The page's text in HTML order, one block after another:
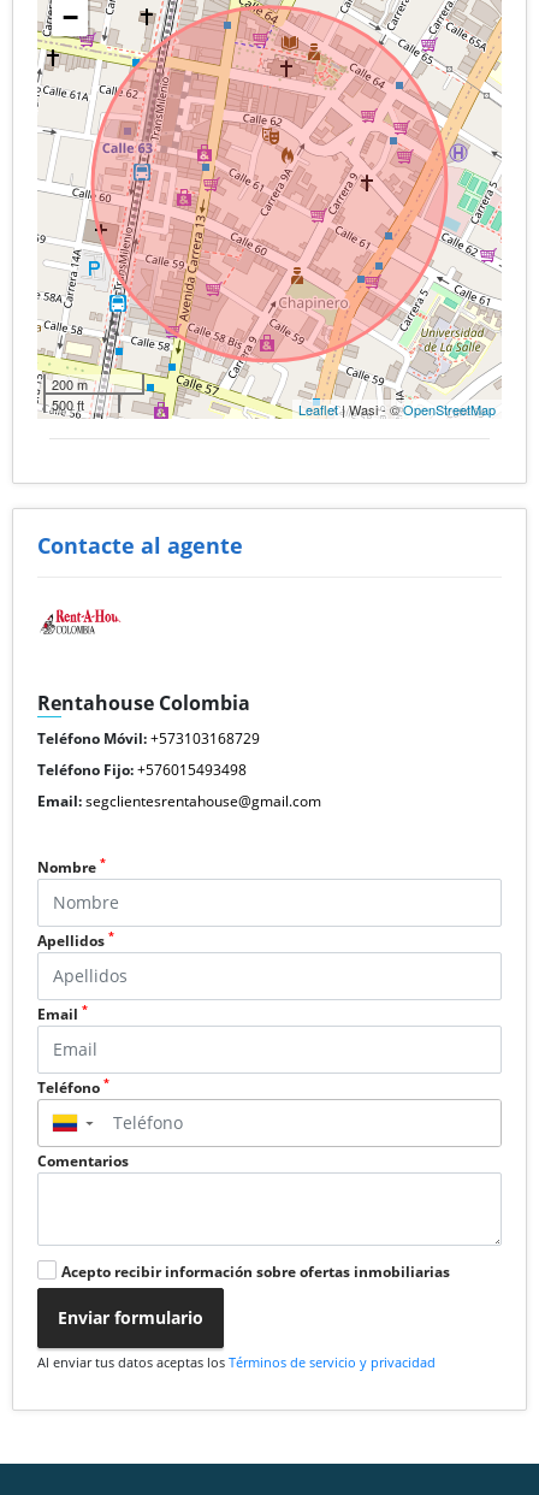
−
200 m
500 ft
Leaflet| Wasi - ©OpenStreetMap
Contacte al agente
Rentahouse Colombia
Teléfono Móvil:+573103168729
Teléfono Fijo:+576015493498
Email:segclientesrentahouse@gmail.com
Nombre *
Apellidos *
Email *
Teléfono *
▼
Comentarios
Acepto recibir información sobre ofertas inmobiliarias
Enviar formulario
Al enviar tus datos aceptas los Términos de servicio y privacidad